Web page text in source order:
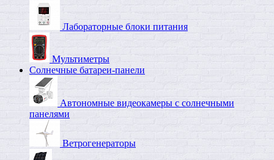
Лабораторные блоки питания
Мультиметры
Солнечные батареи-панели
Автономные видеокамеры с солнечными
панелями
Ветрогенераторы